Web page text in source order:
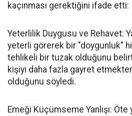
kaçınması gerektiğini ifade etti:
Yeterlilik Duygusu ve Rehavet:
yeterli görerek bir "doygunluk"
tehlikeli bir tuzak olduğunu
kişiyi daha fazla gayret
olduğunu söyledi.
Emeği Küçümseme Yanlışı: Öte